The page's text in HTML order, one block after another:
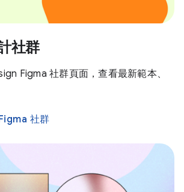
社群
Figma 社群頁面，查看最新範本、
社群